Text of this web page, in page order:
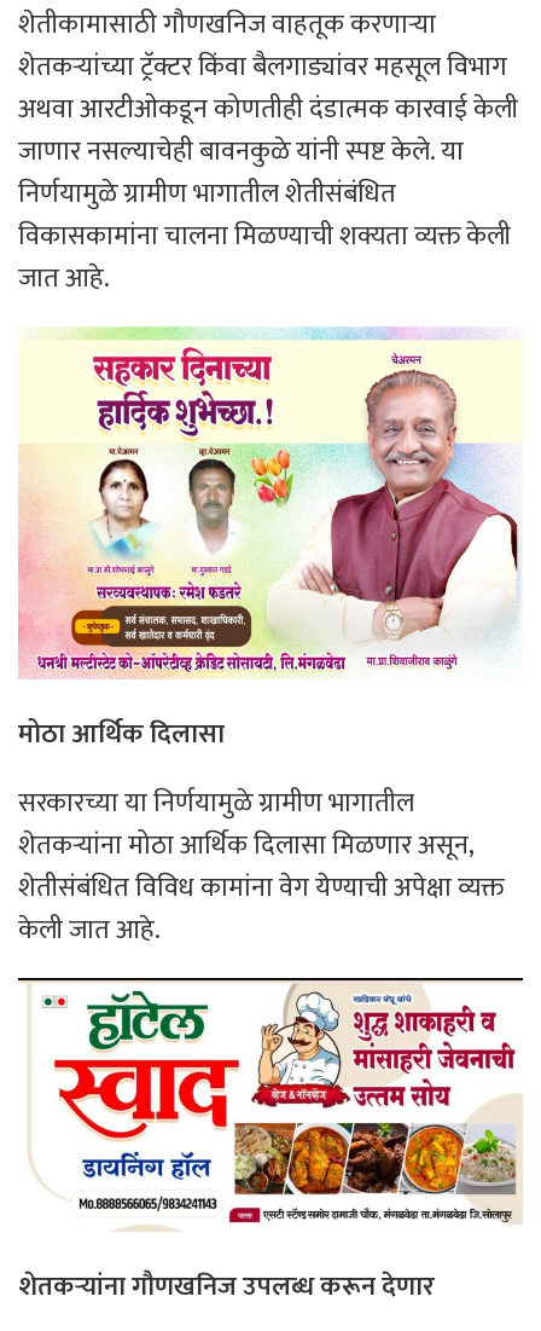
शेतीकामासाठी गौणखनिज वाहतूक करणाऱ्या
शेतकऱ्यांच्या ट्रॅक्टर किंवा बैलगाड्यांवर महसूल विभाग
अथवा आरटीओकडून कोणतीही दंडात्मक कारवाई केली
जाणार नसल्याचेही बावनकुळे यांनी स्पष्ट केले. या
निर्णयामुळे ग्रामीण भागातील शेतीसंबंधित
विकासकामांना चालना मिळण्याची शक्यता व्यक्त केली
जात आहे.
मोठा आर्थिक दिलासा
सरकारच्या या निर्णयामुळे ग्रामीण भागातील
शेतकऱ्यांना मोठा आर्थिक दिलासा मिळणार असून,
शेतीसंबंधित विविध कामांना वेग येण्याची अपेक्षा व्यक्त
केली जात आहे.
शेतकऱ्यांना गौणखनिज उपलब्ध करून देणार